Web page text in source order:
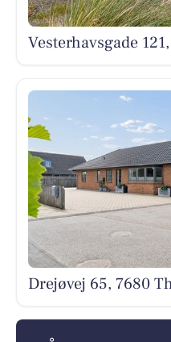
Vesterhavsgade
Drejøvej 65, 7680